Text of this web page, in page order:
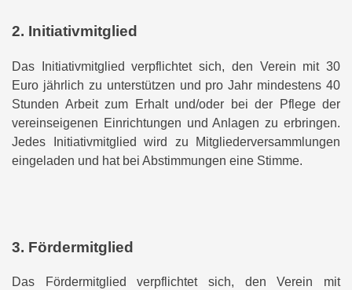
2. Initiativmitglied
Das Initiativmitglied verpflichtet sich, den Verein mit 30
Euro jährlich zu unterstützen und pro Jahr mindestens 40
Stunden Arbeit zum Erhalt und/oder bei der Pflege der
vereinseigenen Einrichtungen und Anlagen zu erbringen.
Jedes Initiativmitglied wird zu Mitgliederversammlungen
eingeladen und hat bei Abstimmungen eine Stimme.
3. Fördermitglied
Das Fördermitglied verpflichtet sich, den Verein mit